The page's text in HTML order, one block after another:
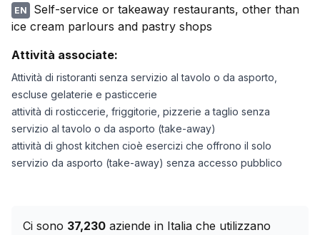
EN
Self-service or takeaway restaurants, other than
ice cream parlours and pastry shops
Attività associate:
Attività di ristoranti senza servizio al tavolo o da asporto,
escluse gelaterie e pasticcerie
attività di rosticcerie, friggitorie, pizzerie a taglio senza
servizio al tavolo o da asporto (take-away)
attività di ghost kitchen cioè esercizi che offrono il solo
servizio da asporto (take-away) senza accesso pubblico
Ci sono 37,230 aziende in Italia che utilizzano